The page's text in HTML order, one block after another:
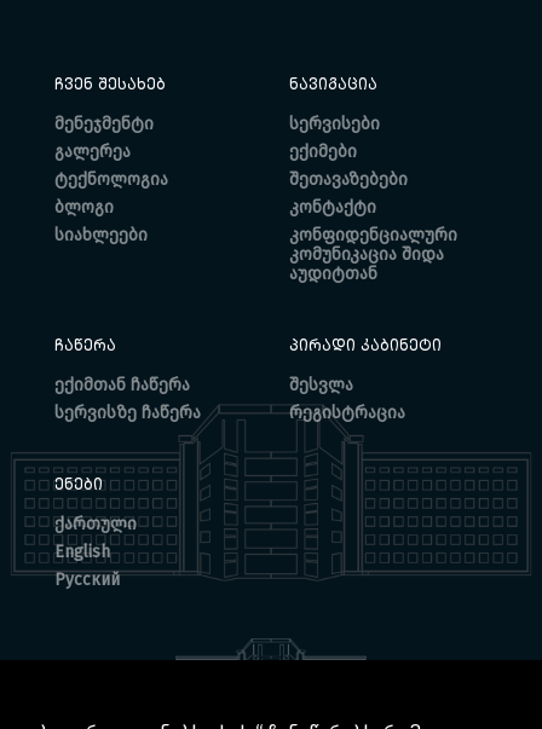
ᲩᲕᲔᲜ ᲨᲔᲡᲐᲮᲔᲑ
მენეჯმენტი
გალერეა
ტექნოლოგია
ბლოგი
სიახლეები
ᲜᲐᲕᲘᲒᲐᲪᲘᲐ
სერვისები
ექიმები
შეთავაზებები
კონტაქტი
კონფიდენციალური
კომუნიკაცია შიდა
აუდიტთან
ᲩᲐᲬᲔᲠᲐ
ექიმთან ჩაწერა
სერვისზე ჩაწერა
ᲞᲘᲠᲐᲓᲘ ᲙᲐᲑᲘᲜᲔᲢᲘ
შესვლა
რეგისტრაცია
ᲔᲜᲔᲑᲘ
ქართული
English
Русский